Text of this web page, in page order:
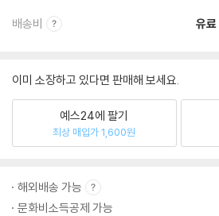
배송비 유료
이미 소장하고 있다면 판매해 보세요.
예스24에 팔기
최상 매입가 1,600원
해외배송 가능
문화비소득공제 가능